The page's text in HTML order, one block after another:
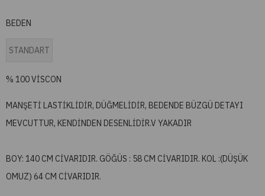
BEDEN
STANDART
% 100 VİSCON
MANŞETİ LASTİKLİDİR, DÜĞMELİDİR, BEDENDE BÜZGÜ DETAYI
MEVCUTTUR, KENDİNDEN DESENLİDİR.V YAKADIR
BOY: 140 CM CİVARIDIR. GÖĞÜS : 58 CM CİVARIDIR. KOL :(DÜŞÜK
OMUZ) 64 CM CİVARIDIR.